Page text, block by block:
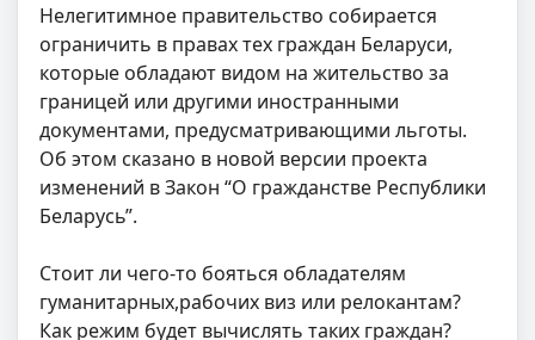
Нелегитимное правительство собирается
ограничить в правах тех граждан Беларуси,
которые обладают видом на жительство за
границей или другими иностранными
документами, предусматривающими льготы.
Об этом сказано в новой версии проекта
изменений в Закон “О гражданстве Республики
Беларусь”.
Стоит ли чего-то бояться обладателям
гуманитарных,рабочих виз или релокантам?
Как режим будет вычислять таких граждан?